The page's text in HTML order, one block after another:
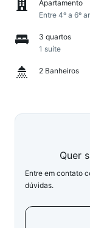
Apartamento
Entre 4º a 6º
3 quartos
1 suíte
2 Banheiros
Quer
Entre em contato
dúvidas.